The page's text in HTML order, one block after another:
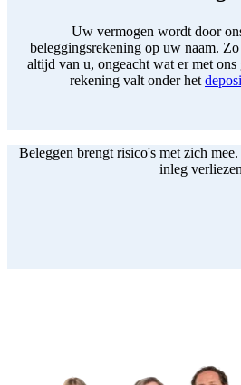
Uw vermogen wordt door
beleggingsrekening op uw naam.
altijd van u, ongeacht wat er met
rekening valt onder het
Beleggen brengt risico's met zich
inleg